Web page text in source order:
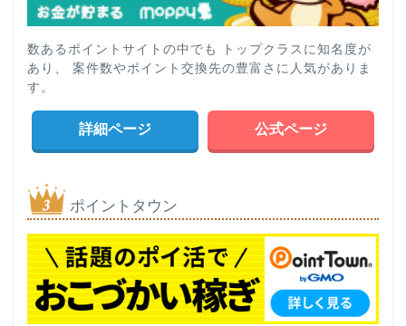
数あるポイントサイトの中でも トップクラスに知名度が
あり、 案件数やポイント交換先の豊富さに人気がありま
す。
詳細ページ 公式ページ
ポイントタウン